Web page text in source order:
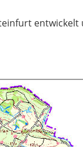
entwickelt